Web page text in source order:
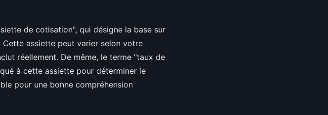
de cotisation", qui désigne la base sur
assiette peut varier selon votre
réellement. De même, le terme "taux de
à cette assiette pour déterminer le
pour une bonne compréhension